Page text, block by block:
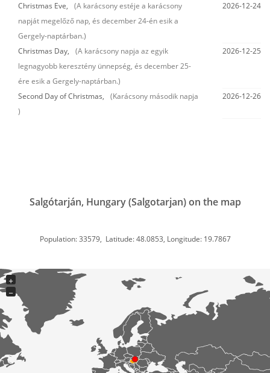
Christmas Eve,
(A karácsony estéje a karácsony
napját megelőző nap, és december 24-én esik a
Gergely-naptárban.)
2026-12-24
Christmas Day,
(A karácsony napja az egyik
legnagyobb keresztény ünnepség, és december 25-
ére esik a Gergely-naptárban.)
2026-12-25
Second Day of Christmas,
(Karácsony második napja
)
2026-12-26
Salgótarján, Hungary (Salgotarjan) on the map
Population: 33579, Latitude: 48.0853, Longitude: 19.7867
+
−